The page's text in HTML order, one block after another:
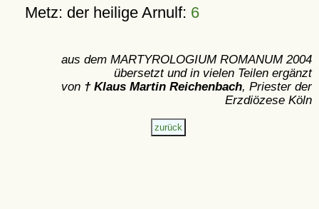
Metz: der heilige Arnulf: 6
aus dem MARTYROLOGIUM ROMANUM 2004
übersetzt und in vielen Teilen ergänzt
von † Klaus Martin Reichenbach, Priester der
Erzdiözese Köln